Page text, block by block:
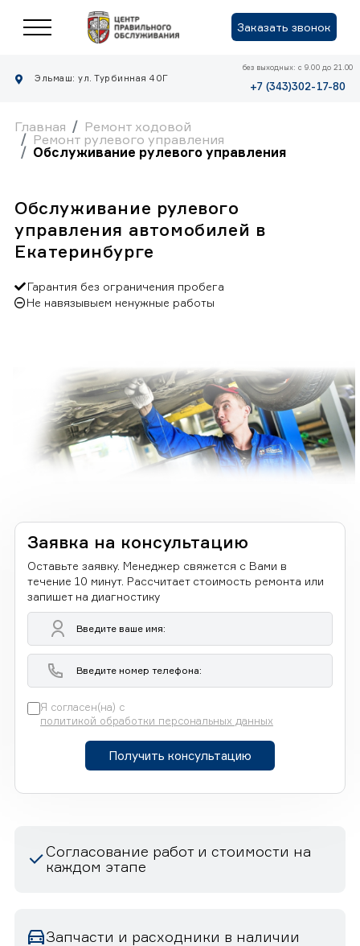
Заказать звонок
Эльмаш: ул. Турбинная 40Г
без выходных: с 9.00 до 21.00
+7 (343)302-17-80
Главная
Ремонт ходовой
Ремонт рулевого управления
Обслуживание рулевого управления
Обслуживание рулевого
управления автомобилей в
Екатеринбурге
Гарантия без ограничения пробега
Не навязывыем ненужные работы
Заявка на консультацию
Оставьте заявку. Менеджер свяжется с Вами в
течение 10 минут. Рассчитает стоимость ремонта или
запишет на диагностику
Я согласен(на) с
политикой обработки персональных данных
Получить консультацию
Согласование работ и стоимости на
каждом этапе
Запчасти и расходники в наличии